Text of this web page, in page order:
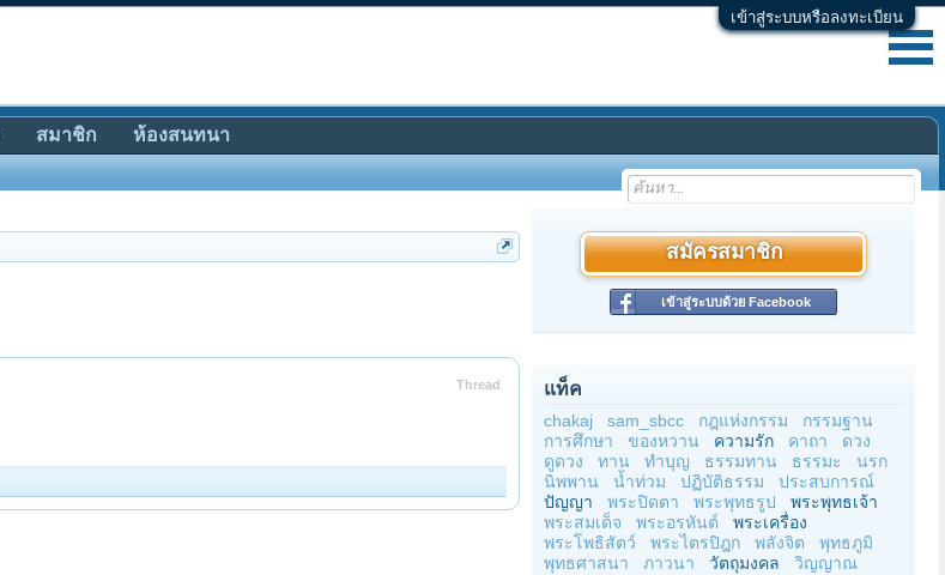
เข้าสู่ระบบหรือลงทะเบียน
Thread
สมัครสมาชิก
เข้าสู่ระบบด้วย Facebook
แท็ค
chakaj sam_sbcc กฎแห่งกรรม
กรรมฐาน
การศึกษา
ของหวาน ความรัก คาถา
ดวง
ดูดวง
ทาน ทำบุญ ธรรมทาน ธรรมะ
นรก
นิพพาน
น้ำท่วม ปฏิบัติธรรม
ประสบการณ์
ปัญญา
พระปิดตา พระพุทธรูป
พระพุทธเจ้า
พระสมเด็จ
พระอรหันต์
พระเครื่อง
พระโพธิสัตว์
พระไตรปิฎก พลังจิต
พุทธภูมิ
พุทธศาสนา
ภาวนา วัตถุมงคล วิญญาณ
สมาชิก ห้องสนทนา